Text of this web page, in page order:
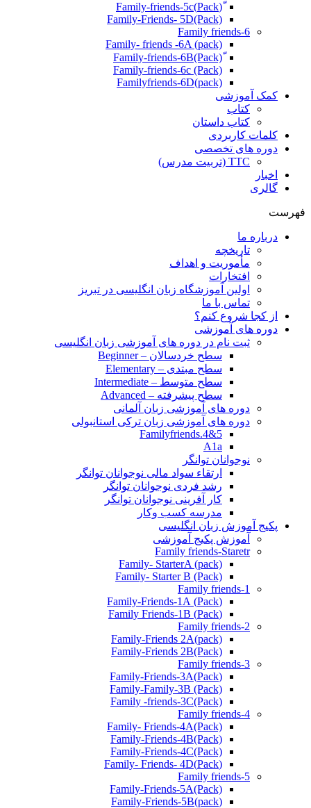
ّ(Pack)Family-friends-5c
Family-Friends- 5D(Pack)
Family friends-6
Family- friends -6A (pack)
Family-friends-6c (Pack)
Familyfriends-6D(pack)
کمک آموزشی
کتاب
کتاب داستان
کلمات کاربردی
دوره های تخصصی
TTC (تربیت مدرس)
اخبار
گالری
فهرست
درباره ما
تاریخچه
مأموریت و اهداف
افتخارات
اولین آموزشگاه زبان انگلیسی در تبریز
تماس با ما
از کجا شروع کنم؟
دوره های آموزشی
ثبت نام در دوره های آموزشی زبان انگلیسی
سطح خردسالان – Beginner
سطح مبتدی – Elementary
سطح متوسط – Intermediate
سطح پیشرفته – Advanced
دوره های آموزشی زبان آلمانی
دوره های آموزشی زبان ترکی استانبولی
Familyfriends.4&5
A1a
نوجوانان توانگر
ارتقاء سواد مالی نوجوانان توانگر
رشد فردی نوجوانان توانگر
کار آفرینی نوجوانان توانگر
مدرسه کسب وکار
پکیج آموزش زبان انگلیسی
آموزش پکیج آموزشی
Family friends-Staretr
Family- StarterA (pack)
Family- Starter B (Pack)
Family friends-1
(Pack) Family-Friends-1A
(Pack) Family Friends-1B
Family friends-2
Family-Friends 2A(pack)
Family-Friends 2B(Pack)
Family friends-3
(Pack)Family-Friends-3A
Family-Family-3B (Pack)
Family -friends-3C(Pack)
Family friends-4
Family- Friends-4A(Pack)
Family-Friends-4B(Pack)
Family-Friends-4C(Pack)
(Pack)Family- Friends- 4D
Family friends-5
Family-Friends-5A(Pack)
(pack)Family-Friends-5B